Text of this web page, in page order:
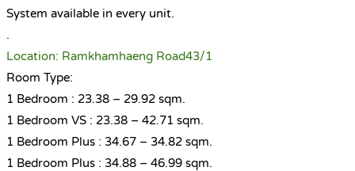
System available in every unit.
.
Location: Ramkhamhaeng Road43/1
Room Type:
1 Bedroom : 23.38 – 29.92 sqm.
1 Bedroom VS : 23.38 – 42.71 sqm.
1 Bedroom Plus : 34.67 – 34.82 sqm.
1 Bedroom Plus : 34.88 – 46.99 sqm.